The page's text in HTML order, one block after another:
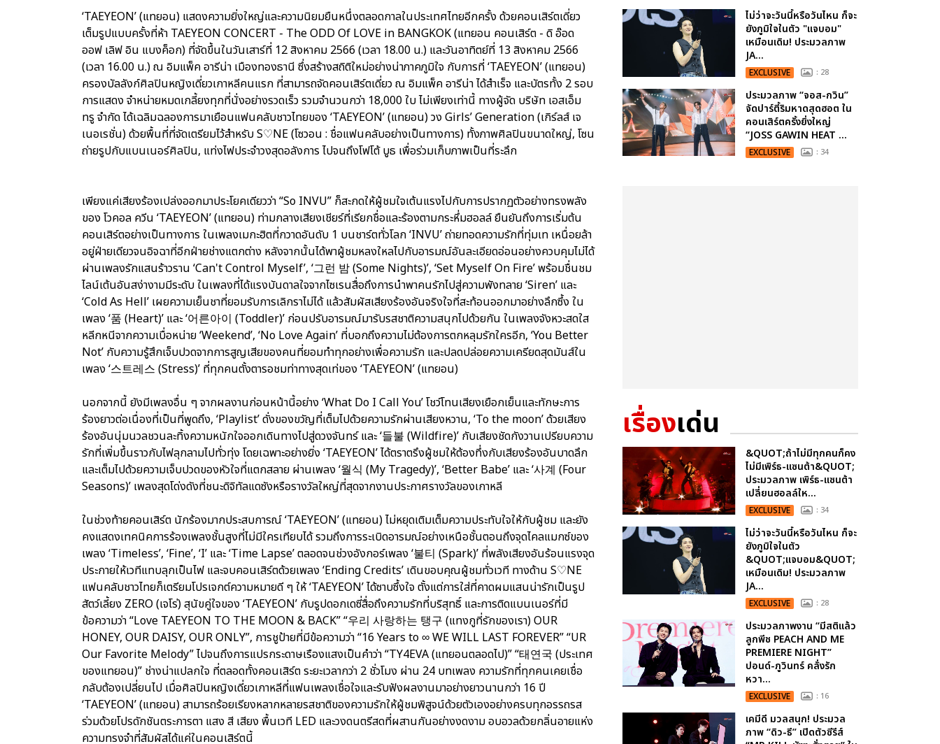
‘TAEYEON’ (แทยอน) แสดงความยิ่งใหญ่และความนิยมยืนหนึ่งตลอดกาลในประเทศไทยอีกครั้ง ด้วยคอนเสิร์ตเดี่ยว
เต็มรูปแบบครั้งที่ห้า TAEYEON CONCERT - The ODD Of LOVE in BANGKOK (แทยอน คอนเสิร์ต - ดิ อ๊อด
ออฟ เลิฟ อิน แบงค็อก) ที่จัดขึ้นในวันเสาร์ที่ 12 สิงหาคม 2566 (เวลา 18.00 น.) และวันอาทิตย์ที่ 13 สิงหาคม 2566
(เวลา 16.00 น.) ณ อิมแพ็ค อารีน่า เมืองทองธานี ซึ่งสร้างสถิติใหม่อย่างน่าภาคภูมิใจ กับการที่ ‘TAEYEON’ (แทยอน)
ครองบัลลังก์ศิลปินหญิงเดี่ยวเกาหลีคนแรก ที่สามารถจัดคอนเสิร์ตเดี่ยว ณ อิมแพ็ค อารีน่า ได้สำเร็จ และบัตรทั้ง 2 รอบ
การแสดง จำหน่ายหมดเกลี้ยงทุกที่นั่งอย่างรวดเร็ว รวมจำนวนกว่า 18,000 ใบ ไม่เพียงเท่านี้ ทางผู้จัด บริษัท เอสเอ็ม
ทรู จำกัด ได้เฉลิมฉลองการมาเยือนแฟนคลับชาวไทยของ ‘TAEYEON’ (แทยอน) วง Girls’ Generation (เกิร์ลส์ เจ
เนอเรชั่น) ด้วยพื้นที่ที่จัดเตรียมไว้สำหรับ S♡NE (โซวอน : ชื่อแฟนคลับอย่างเป็นทางการ) ทั้งภาพศิลปินขนาดใหญ่, โซน
ถ่ายรูปกับแบนเนอร์ศิลปิน, แท่งไฟประจำวงสุดอลังการ ไปจนถึงโฟโต้ บูธ เพื่อร่วมเก็บภาพเป็นที่ระลึก
เพียงแค่เสียงร้องเปล่งออกมาประโยคเดียวว่า “So INVU” ก็สะกดให้ผู้ชมใจเต้นแรงไปกับการปรากฏตัวอย่างทรงพลัง
ของ โวคอล ควีน ‘TAEYEON’ (แทยอน) ท่ามกลางเสียงเชียร์ที่เรียกชื่อและร้องตามกระหึ่มฮอลล์ ยืนยันถึงการเริ่มต้น
คอนเสิร์ตอย่างเป็นทางการ ในเพลงเมกะฮิตที่กวาดอันดับ 1 บนชาร์ตทั่วโลก ‘INVU’ ถ่ายทอดความรักที่ทุ่มเท เหนื่อยล้า
อยู่ฝ่ายเดียวจนอิจฉาที่อีกฝ่ายช่างแตกต่าง หลังจากนั้นได้พาผู้ชมหลงใหลไปกับอารมณ์อันละเอียดอ่อนอย่างควบคุมไม่ได้
ผ่านเพลงรักแสนร้าวราน ‘Can't Control Myself’, ‘그런 밤 (Some Nights)’, ‘Set Myself On Fire’ พร้อมชื่นชม
ไลน์เต้นอันสง่างามมีระดับ ในเพลงที่ได้แรงบันดาลใจจากไซเรนสื่อถึงการนำพาคนรักไปสู่ความพังทลาย ‘Siren’ และ
‘Cold As Hell’ เผยความเย็นชาที่ยอมรับการเลิกราไม่ได้ แล้วสัมผัสเสียงร้องอันจริงใจที่สะท้อนออกมาอย่างลึกซึ้ง ใน
เพลง ‘품 (Heart)’ และ ‘어른아이 (Toddler)’ ก่อนปรับอารมณ์มารับรสชาติความสนุกไปด้วยกัน ในเพลงจังหวะสดใส
หลีกหนีจากความเบื่อหน่าย ‘Weekend’, ‘No Love Again’ ที่บอกถึงความไม่ต้องการตกหลุมรักใครอีก, ‘You Better
Not’ กับความรู้สึกเจ็บปวดจากการสูญเสียของคนที่ยอมทำทุกอย่างเพื่อความรัก และปลดปล่อยความเครียดสุดมันส์ใน
เพลง ‘스트레스 (Stress)’ ที่ทุกคนตั้งตารอชมท่าทางสุดเท่ของ ‘TAEYEON’ (แทยอน)
นอกจากนี้ ยังมีเพลงอื่น ๆ จากผลงานก่อนหน้านี้อย่าง ‘What Do I Call You’ โชว์โทนเสียงเยือกเย็นและทักษะการ
ร้องยาวต่อเนื่องที่เป็นที่พูดถึง, ‘Playlist’ ดั่งของขวัญที่เต็มไปด้วยความรักผ่านเสียงหวาน, ‘To the moon’ ด้วยเสียง
ร้องอันนุ่มนวลชวนละทิ้งความหนักใจออกเดินทางไปสู่ดวงจันทร์ และ ‘들불 (Wildfire)’ กับเสียงชัดกังวานเปรียบความ
รักที่เพิ่มขึ้นราวกับไฟลุกลามไปทั่วทุ่ง โดยเฉพาะอย่างยิ่ง ‘TAEYEON’ ได้ตราตรึงผู้ชมให้ต้องทึ่งกับเสียงร้องอันบาดลึก
และเต็มไปด้วยความเจ็บปวดของหัวใจที่แตกสลาย ผ่านเพลง ‘월식 (My Tragedy)’, ‘Better Babe’ และ ‘사계 (Four
Seasons)’ เพลงสุดโด่งดังที่ชนะดิจิทัลแดซังหรือรางวัลใหญ่ที่สุดจากงานประกาศรางวัลของเกาหลี
ในช่วงท้ายคอนเสิร์ต นักร้องมากประสบการณ์ ‘TAEYEON’ (แทยอน) ไม่หยุดเติมเต็มความประทับใจให้กับผู้ชม และยัง
คงแสดงเทคนิคการร้องเพลงชั้นสูงที่ไม่มีใครเทียบได้ รวมถึงการระเบิดอารมณ์อย่างเหนือชั้นตอนถึงจุดไคลแมกซ์ของ
เพลง ‘Timeless’, ‘Fine’, ‘I’ และ ‘Time Lapse’ ตลอดจนช่วงอังกอร์เพลง ‘불티 (Spark)’ ที่พลังเสียงอันร้อนแรงจุด
ประกายให้เวทีแทบลุกเป็นไฟ และจบคอนเสิร์ตด้วยเพลง ‘Ending Credits’ เดินขอบคุณผู้ชมทั่วเวที ทางด้าน S♡NE
แฟนคลับชาวไทยก็เตรียมโปรเจกต์ความหมายดี ๆ ให้ ‘TAEYEON’ ได้ซาบซึ้งใจ ตั้งแต่การใส่ที่คาดผมแสนน่ารักเป็นรูป
สัตว์เลี้ยง ZERO (เจโร่) สุนัขคู่ใจของ ‘TAEYEON’ กับรูปดอกเดซี่สื่อถึงความรักที่บริสุทธิ์ และการติดแบนเนอร์ที่มี
ข้อความว่า “Love TAEYEON TO THE MOON & BACK” “우리 사랑하는 탱구 (แทงกูที่รักของเรา) OUR
HONEY, OUR DAISY, OUR ONLY”, การชูป้ายที่มีข้อความว่า “16 Years to ∞ WE WILL LAST FOREVER” “UR
Our Favorite Melody” ไปจนถึงการแปรกระดาษเรืองแสงเป็นคำว่า “TY4EVA (แทยอนตลอดไป)” “태연국 (ประเทศ
ของแทยอน)” ช่างน่าแปลกใจ ที่ตลอดทั้งคอนเสิร์ต ระยะเวลากว่า 2 ชั่วโมง ผ่าน 24 บทเพลง ความรักที่ทุกคนเคยเชื่อ
กลับต้องเปลี่ยนไป เมื่อศิลปินหญิงเดี่ยวเกาหลีที่แฟนเพลงเชื่อใจและรับฟังผลงานมาอย่างยาวนานกว่า 16 ปี
‘TAEYEON’ (แทยอน) สามารถร้อยเรียงหลากหลายรสชาติของความรักให้ผู้ชมพิสูจน์ด้วยตัวเองอย่างครบทุกอรรถรส
ร่วมด้วยโปรดักชันตระการตา แสง สี เสียง พื้นเวที LED และวงดนตรีสดที่ผสานกันอย่างงดงาม อบอวลด้วยกลิ่นอายแห่ง
ความทรงจำที่สัมผัสได้แค่ในคอนเสิร์ตนี้
ไม่ว่าจะวันนี้หรือวันไหน ก็จะ
ยังภูมิใจในตัว "แจบอม"
เหมือนเดิม! ประมวลภาพ
JA...
EXCLUSIVE : 28
ประมวลภาพ “จอส-กวิน”
จัดปาร์ตี้ริมหาดสุดฮอต ใน
คอนเสิร์ตครั้งยิ่งใหญ่
“JOSS GAWIN HEAT ...
EXCLUSIVE : 34
เรื่องเด่น
&QUOT;ถ้าไม่มีทุกคนก็คง
ไม่มีเพิร์ธ-แซนต้า&QUOT;
ประมวลภาพ เพิร์ธ-แซนต้า
เปลี่ยนฮอลล์ให...
EXCLUSIVE : 34
ไม่ว่าจะวันนี้หรือวันไหน ก็จะ
ยังภูมิใจในตัว
&QUOT;แจบอม&QUOT;
เหมือนเดิม! ประมวลภาพ
JA...
EXCLUSIVE : 28
ประมวลภาพงาน “มีสติแล้ว
ลูกพีช PEACH AND ME
PREMIERE NIGHT”
ปอนด์-ภูวินทร์ คลั่งรัก
หวา...
EXCLUSIVE : 16
เคมีดี มวลสนุก! ประมวล
ภาพ “ดิว-ธี” เปิดตัวซีรีส์